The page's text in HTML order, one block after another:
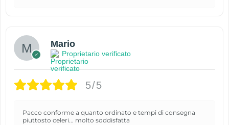
Mario
Proprietario verificato
5/5
Pacco conforme a quanto ordinato e tempi di consegna
piuttosto celeri... molto soddisfatta